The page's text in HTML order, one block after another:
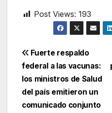
Post Views: 193
Navegación
de
entradas
Fuerte respaldo
federal a las vacunas:
los ministros de Salud
del país emitieron un
comunicado conjunto